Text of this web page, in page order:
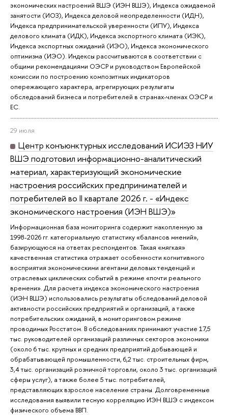
экономических настроений ВШЭ (ИЭН ВШЭ), Индекса ожидаемой
занятости (ИОЗ), Индекса деловой неопределенности (ИДН),
Индекса предпринимательской уверенности (ИПУ), Индекса
делового климата (ИДК), Индекса экспортного климата (ИЭК),
Индекса экспортных ожиданий (ИЭО), Индекса экономического
оптимизма (ИЭО). Индексы рассчитываются в соответствии с
общими рекомендациями ОЭСР и руководством Европейской
комиссии по построению композитных индикаторов
опережающего характера, агрегирующих результаты
обследований бизнеса и потребителей в странах-членах ОЭСР и
ЕС.
29 июля
Центр конъюнктурных исследований ИСИЭЗ НИУ
ВШЭ подготовил информационно-аналитический
материал, характеризующий экономические
настроения российских предпринимателей и
потребителей во II квартале 2026 г. - «Индекс
экономического настроения (ИЭН ВШЭ)»
Информационная база мониторинга содержит накопленную за
1998-2026 гг. категориальную статистику «балансов мнений»,
базирующуюся на ответах респондентов. Такая «мягкая»
качественная статистика отражает особенности когнитивного
восприятия экономическими агентами деловых тенденций и
отраслевых циклических событий в режиме «почти реального
времени». Для расчета индекса экономического настроения
(ИЭН ВШЭ) использовались результаты обследований деловой
активности российских предприятий и организаций, а также
потребительских ожиданий, в мониторинговом режиме
проводимых Росстатом. В обследованиях принимают участие 17,5
тыс. руководителей организаций различных секторов экономики
(около 6 тыс. крупных и средних предприятий добывающей и
обрабатывающей промышленности, 6,2 тыс. строительных фирм,
3,4 тыс. организаций розничной торговли, около 3 тыс. организаций
сферы услуг), а также более 5 тыс. потребителей,
представляющих взрослое население страны. Долговременные
исследования выявили тесную корреляцию ИЭН ВШЭ с индексом
физического объема ВВП.